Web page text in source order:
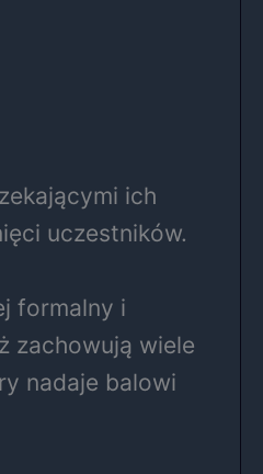
ich
uczestników.
formalny i
zachowują wiele
nadaje balowi